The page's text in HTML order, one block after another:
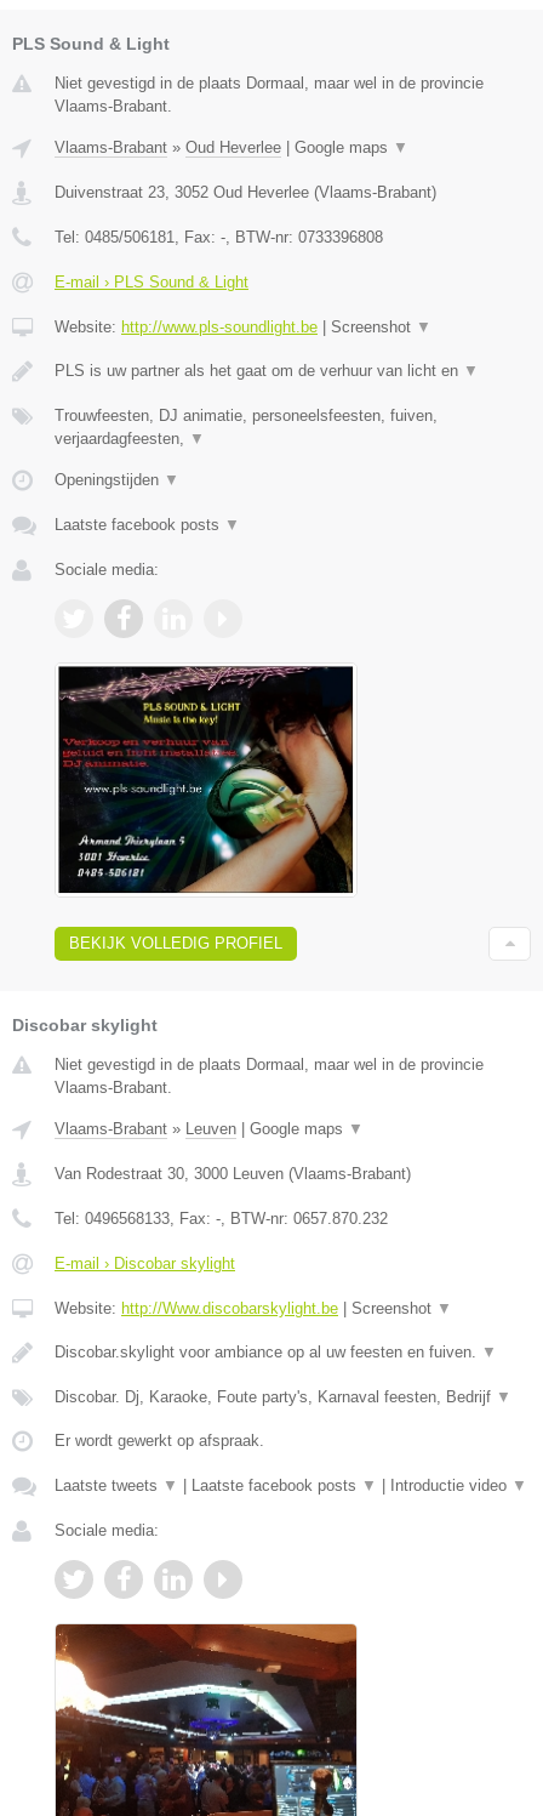
PLS Sound & Light
Niet gevestigd in de plaats Dormaal, maar wel in de provincie
Vlaams-Brabant.
Vlaams-Brabant » Oud Heverlee Google maps ▼
Duivenstraat 23 3052 Oud Heverlee (Vlaams-Brabant)
Tel: 0485/506181 , Fax: - , BTW-nr: 0733396808
E-mail › PLS Sound & Light
Website: http://www.pls-soundlight.be Screenshot ▼
PLS is uw partner als het gaat om de verhuur van licht en ▼
Trouwfeesten, DJ animatie, personeelsfeesten, fuiven,
verjaardagfeesten,
▼
Openingstijden ▼
Laatste facebook posts ▼
Sociale media:
BEKIJK VOLLEDIG PROFIEL
Discobar skylight
Niet gevestigd in de plaats Dormaal, maar wel in de provincie
Vlaams-Brabant.
Vlaams-Brabant » Leuven Google maps ▼
Van Rodestraat 30, 3000 Leuven (Vlaams-Brabant)
Tel: 0496568133, Fax: -, BTW-nr: 0657.870.232
E-mail › Discobar skylight
Website: http://Www.discobarskylight.be Screenshot ▼
Discobar.skylight voor ambiance op al uw feesten en fuiven. ▼
Discobar. Dj, Karaoke, Foute party's, Karnaval feesten, Bedrijf ▼
Er wordt gewerkt op afspraak.
Laatste tweets ▼ Laatste facebook posts ▼ Introductie video ▼
Sociale media: